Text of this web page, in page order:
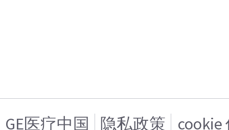
GE医疗中国 隐私政策 cookie